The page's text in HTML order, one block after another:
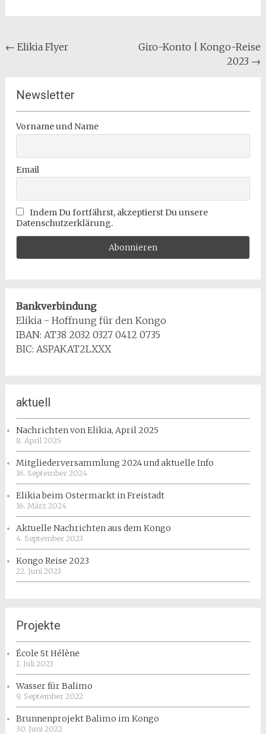
Beitragsnavigation
← Elikia Flyer
Giro-Konto | Kongo-Reise
2023 →
Newsletter
Vorname und Name
Email
Indem Du fortfährst, akzeptierst Du unsere
Datenschutzerklärung.
Bankverbindung
Elikia - Hoffnung für den Kongo
IBAN: AT38 2032 0327 0412 0735
BIC: ASPAKAT2LXXX
aktuell
Nachrichten von Elikia, April 2025
8. April 2025
Mitgliederversammlung 2024 und aktuelle Info
16. September 2024
Elikia beim Ostermarkt in Freistadt
16. März 2024
Aktuelle Nachrichten aus dem Kongo
4. September 2023
Kongo Reise 2023
22. Juni 2023
Projekte
École St Hélène
1. Juli 2023
Wasser für Balimo
9. September 2022
Brunnenprojekt Balimo im Kongo
30. Juni 2022